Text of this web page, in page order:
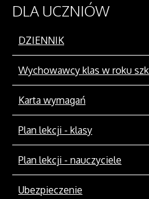
DLA UCZNIÓW
DZIENNIK
Wychowawcy klas w roku
Karta wymagań
Plan lekcji - klasy
Plan lekcji - nauczyciele
Ubezpieczenie